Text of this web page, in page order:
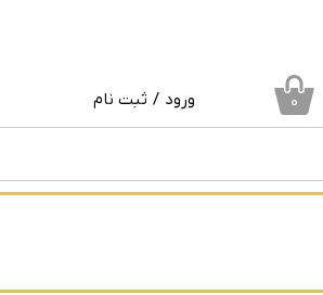
ورود / ثبت نام
حساب کاربری من
۰